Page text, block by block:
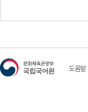
도움말